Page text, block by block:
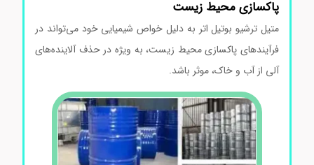
پاکسازی محیط زیست
متیل ترشیو بوتیل اتر به دلیل خواص شیمیایی خود می‌تواند در
فرآیندهای پاکسازی محیط زیست، به ویژه در حذف آلاینده‌های
آلی از آب و خاک، موثر باشد.خرید متیل ترشیو بوتیل اتر